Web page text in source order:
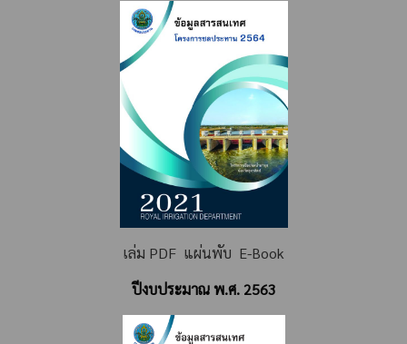
เล่ม PDF แผ่นพับ E-Book
ปีงบประมาณ พ.ศ. 2563